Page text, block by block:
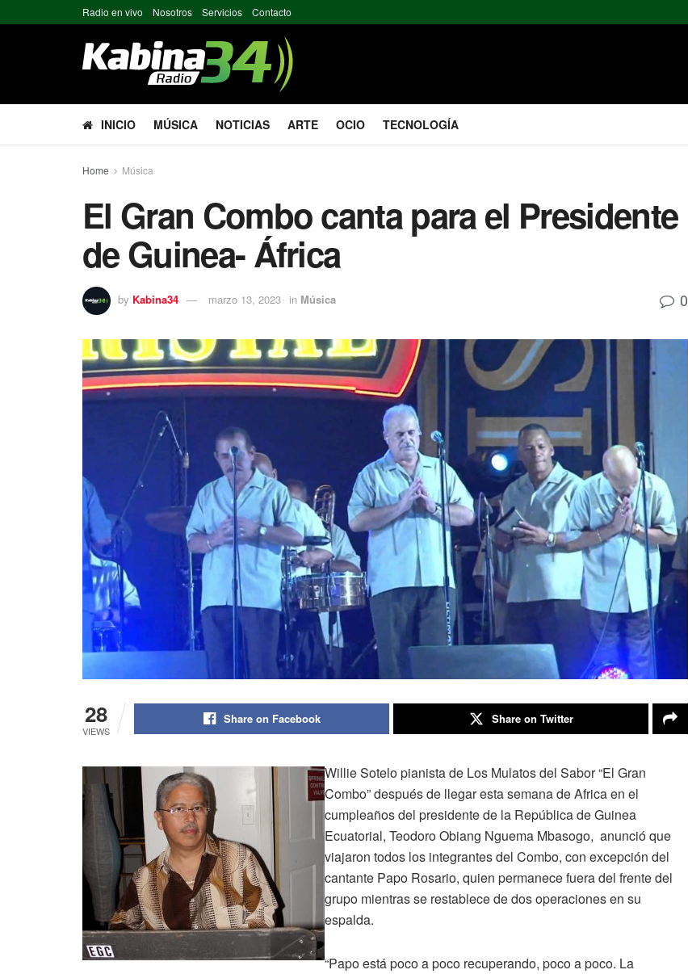
Radio en vivo Nosotros Servicios Contacto
INICIO MÚSICA NOTICIAS ARTE OCIO TECNOLOGÍA
Home Música
El Gran Combo canta para el Presidente
de Guinea- África
by Kabina34 marzo 13, 2023 in Música 0
28
VIEWS
Share on Facebook Share on Twitter
Willie Sotelo pianista de Los Mulatos del Sabor “El Gran
Combo” después de llegar esta semana de Africa en el
cumpleaños del presidente de la República de Guinea
Ecuatorial, Teodoro Obiang Nguema Mbasogo, anunció que
viajaron todos los integrantes del Combo, con excepción del
cantante Papo Rosario, quien permanece fuera del frente del
grupo mientras se restablece de dos operaciones en su
espalda.
“Papo está poco a poco recuperando, poco a poco. La